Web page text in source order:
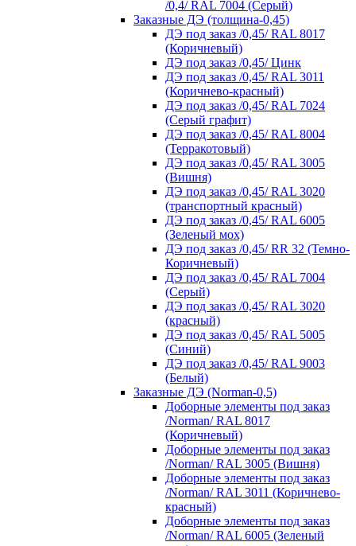
/0,4/ RAL 7004 (Серый)
Заказные ДЭ (толщина-0,45)
ДЭ под заказ /0,45/ RAL 8017
(Коричневый)
ДЭ под заказ /0,45/ Цинк
ДЭ под заказ /0,45/ RAL 3011
(Коричнево-красный)
ДЭ под заказ /0,45/ RAL 7024
(Серый графит)
ДЭ под заказ /0,45/ RAL 8004
(Терракотовый)
ДЭ под заказ /0,45/ RAL 3005
(Вишня)
ДЭ под заказ /0,45/ RAL 3020
(транспортный красный)
ДЭ под заказ /0,45/ RAL 6005
(Зеленый мох)
ДЭ под заказ /0,45/ RR 32 (Темно-
Коричневый)
ДЭ под заказ /0,45/ RAL 7004
(Серый)
ДЭ под заказ /0,45/ RAL 3020
(красный)
ДЭ под заказ /0,45/ RAL 5005
(Синий)
ДЭ под заказ /0,45/ RAL 9003
(Белый)
Заказные ДЭ (Norman-0,5)
Доборные элементы под заказ
/Norman/ RAL 8017
(Коричневый)
Доборные элементы под заказ
/Norman/ RAL 3005 (Вишня)
Доборные элементы под заказ
/Norman/ RAL 3011 (Коричнево-
красный)
Доборные элементы под заказ
/Norman/ RAL 6005 (Зеленый